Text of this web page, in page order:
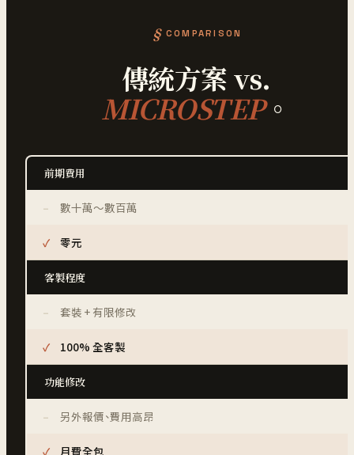
COMPARISON
傳統方案 vs.
MICROSTEP。
前期費用
數十萬～數百萬
零元
客製程度
套裝 + 有限修改
100% 全客製
功能修改
另外報價、費用高昂
月費全包